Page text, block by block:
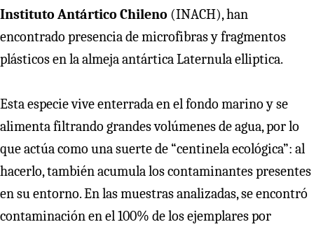
Instituto Antártico Chileno (INACH), han
encontrado presencia de microfibras y fragmentos
plásticos en la almeja antártica Laternula elliptica.
Esta especie vive enterrada en el fondo marino y se
alimenta filtrando grandes volúmenes de agua, por lo
que actúa como una suerte de “centinela ecológica”: al
hacerlo, también acumula los contaminantes presentes
en su entorno. En las muestras analizadas, se encontró
contaminación en el 100% de los ejemplares por